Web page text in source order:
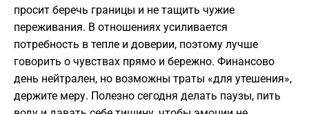
просит беречь границы и не тащить чужие
переживания. В отношениях усиливается
потребность в тепле и доверии, поэтому лучше
говорить о чувствах прямо и бережно. Финансово
день нейтрален, но возможны траты «для утешения»,
держите меру. Полезно сегодня делать паузы, пить